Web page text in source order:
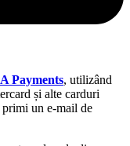
Payments, utilizând
și alte carduri
un e-mail de